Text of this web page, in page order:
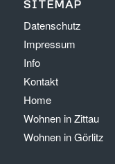
SITEMAP
Datenschutz
Impressum
Info
Kontakt
Home
Wohnen in Zittau
Wohnen in Görlitz